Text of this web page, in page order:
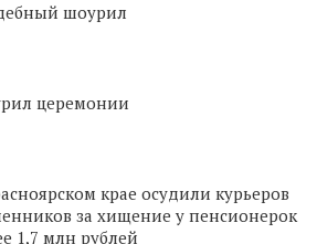
шоурил
церемонии
крае осудили курьеров
за хищение у пенсионерок
1,7 млн рублей